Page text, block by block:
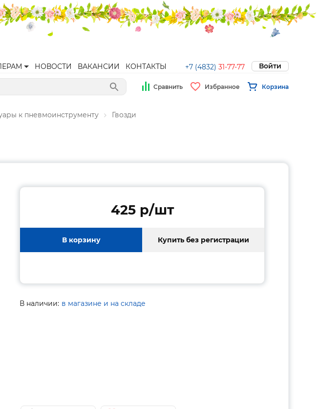
НОВОСТИ ВАКАНСИИ КОНТАКТЫ +7 (4832) 31-77-77 Войти
Сравнить Избранное Корзина
к пневмоинструменту Гвозди
425 p/шт
В корзину Купить без регистрации
В наличии: в магазине и на складе